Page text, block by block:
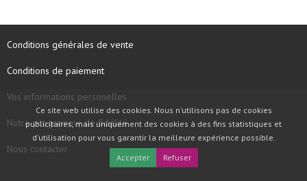
Conditions générales de vente
Conditions de paiement
Vos informations personelles
Notre programme de fidélité
Nous contacter
Ce site web utilise des cookies. Nous n'utilisons pas de cookies
publicitaires, mais uniquement des cookies à des fins statistiques et
d'utilisation pour vous garantir la meilleure expérience possible.
Accepter
Refuser